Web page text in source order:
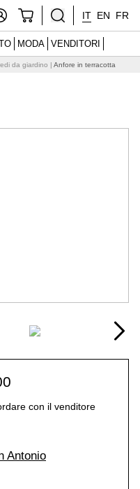
IT EN FR
MODA VENDITORI
da giardino | Anfore in terracotta
con il venditore
Antonio